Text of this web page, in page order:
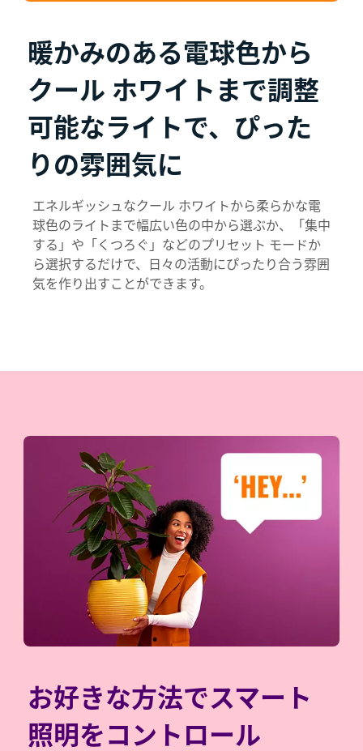
暖かみのある電球色から
クール ホワイトまで調整
可能なライトで、ぴった
りの雰囲気に
エネルギッシュなクール ホワイトから柔らかな電
球色のライトまで幅広い色の中から選ぶか、「集中
する」や「くつろぐ」などのプリセット モードか
ら選択するだけで、日々の活動にぴったり合う雰囲
気を作り出すことができます。
お好きな方法でスマート
照明をコントロール